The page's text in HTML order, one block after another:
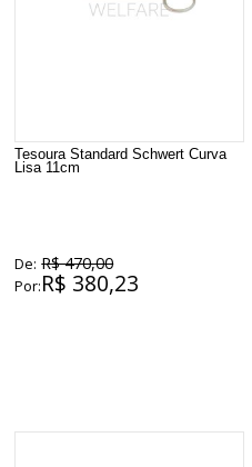
Tesoura Standard Schwert Curva
Lisa 11cm
De: R$ 470,00
Por:R$ 380,23